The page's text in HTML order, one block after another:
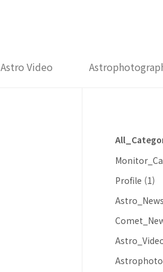
Astro Video
Profile (1)
Astro_News